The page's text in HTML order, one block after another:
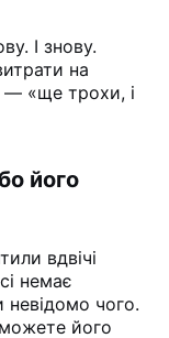
І знову.
на
— «ще трохи, і
його
вдвічі
немає
невідомо чого.
його